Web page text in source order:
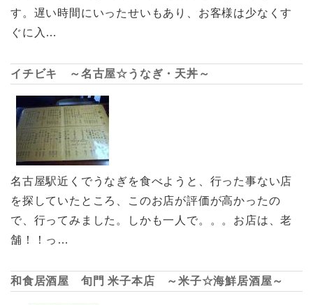
す。遅い時間にいったせいもあり、お客様は少なくす
ぐに入…
イチビキ ～名古屋☆うなぎ・天丼～
名古屋駅近くでうなぎを食べようと、行った事ない店
を探していたところ、このお店が評価が高かったの
で、行ってみました。しかも一人で。。。お店は、老
舗！！っ…
和食居酒屋 旬門 米子本店 ～米子☆海鮮居酒屋～